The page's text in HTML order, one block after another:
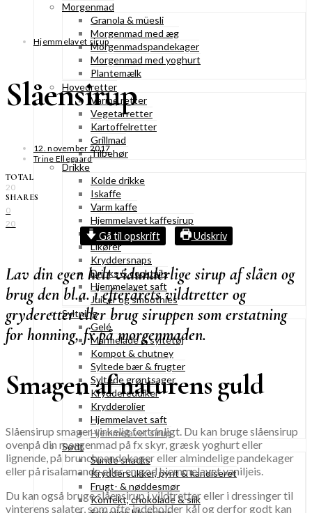
Morgenmad
Granola & müesli
Morgenmad med æg
Morgenmadspandekager
Morgenmad med yoghurt
Plantemælk
Hovedretter
Varme retter
Vegetarretter
Kartoffelretter
Grillmad
Tilbehør
Drikke
Kolde drikke
Iskaffe
Varm kaffe
Hjemmelavet kaffesirup
Varme drikke
Likører
Kryddersnaps
Drinks & cocktails
Hjemmelavet saft
Juicer og smoothies
Syltning
Gelé
Marmelade & syltetøj
Kompot & chutney
Syltede bær & frugter
Syltede grøntsager
Kryddereddiker
Krydderolier
Hjemmelavet saft
Hjemmelavet sirup
Sødt
Sunde snacks
Kryddersukker, pynt & kandiseret
Frugt- & nøddesmør
Konfekt, chokolade & slik
Hjemmelavet sirup
Slåensirup
12. november 2017
Trine Ellegaard
TOTAL
20
SHARES
0
20
Gå til opskrift Udskriv
Lav din egen helt vidunderlige sirup af slåen og
brug den bl.a. i efterårets vildtretter og
gryderetter eller brug siruppen som erstatning
for honning, fx på morgenmaden.
Smagen af naturens guld
Slåensirup smager virkelig fortrinligt. Du kan bruge slåensirup
ovenpå din morgenmad på fx skyr, græsk yoghurt eller
lignende, på brunchpandekager eller almindelige pandekager
eller på risalamande eller en god hjemmelavet vaniljeis.
Du kan også bruge slåensirup i vildtretter eller i dressinger til
vinterens salater, som ofte indeholder kål og derfor godt kan